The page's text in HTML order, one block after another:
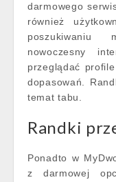
darmowego
również
poszukiwaniu
nowoczesny
przeglądać
dopasowań.
temat tabu.
Randki
Ponadto w
z darmowej